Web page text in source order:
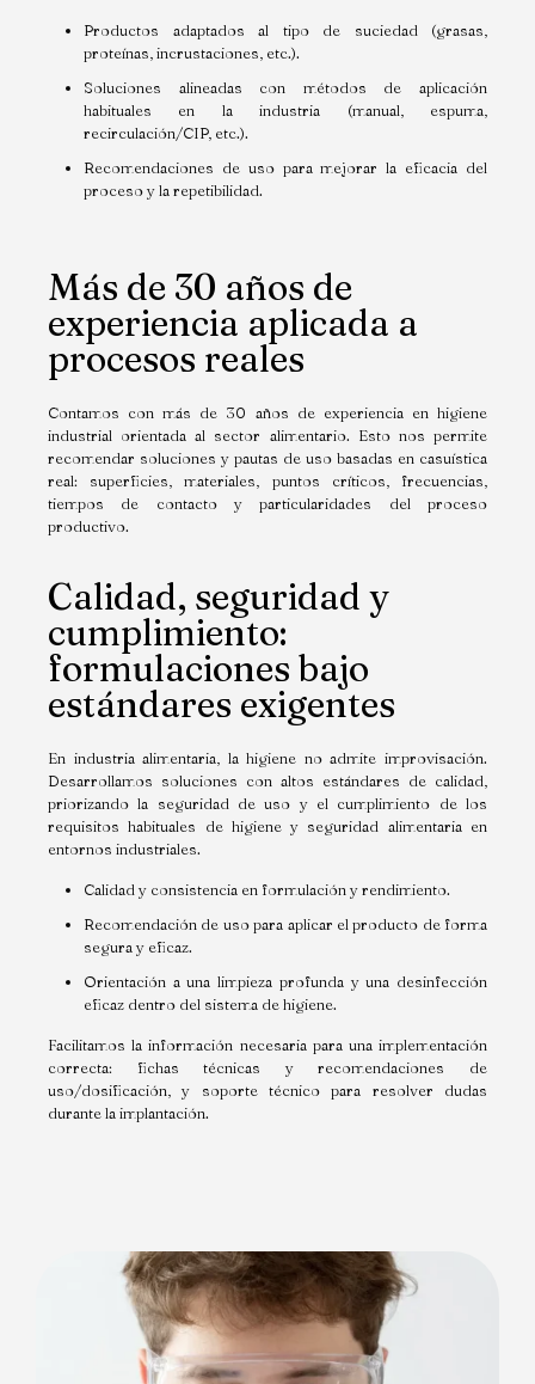
Productos adaptados al tipo de suciedad (grasas,
proteínas, incrustaciones, etc.).
Soluciones alineadas con métodos de aplicación
habituales en la industria (manual, espuma,
recirculación/CIP, etc.).
Recomendaciones de uso para mejorar la eficacia del
proceso y la repetibilidad.
Más de 30 años de
experiencia aplicada a
procesos reales
Contamos con más de 30 años de experiencia en higiene
industrial orientada al sector alimentario. Esto nos permite
recomendar soluciones y pautas de uso basadas en casuística
real: superficies, materiales, puntos críticos, frecuencias,
tiempos de contacto y particularidades del proceso
productivo.
Calidad, seguridad y
cumplimiento:
formulaciones bajo
estándares exigentes
En industria alimentaria, la higiene no admite improvisación.
Desarrollamos soluciones con altos estándares de calidad,
priorizando la seguridad de uso y el cumplimiento de los
requisitos habituales de higiene y seguridad alimentaria en
entornos industriales.
Calidad y consistencia en formulación y rendimiento.
Recomendación de uso para aplicar el producto de forma
segura y eficaz.
Orientación a una limpieza profunda y una desinfección
eficaz dentro del sistema de higiene.
Facilitamos la información necesaria para una implementación
correcta: fichas técnicas y recomendaciones de
uso/dosificación, y soporte técnico para resolver dudas
durante la implantación.